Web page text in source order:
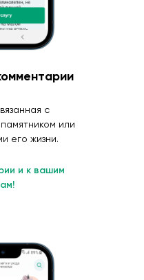
с
или
его жизни.
и к вашим